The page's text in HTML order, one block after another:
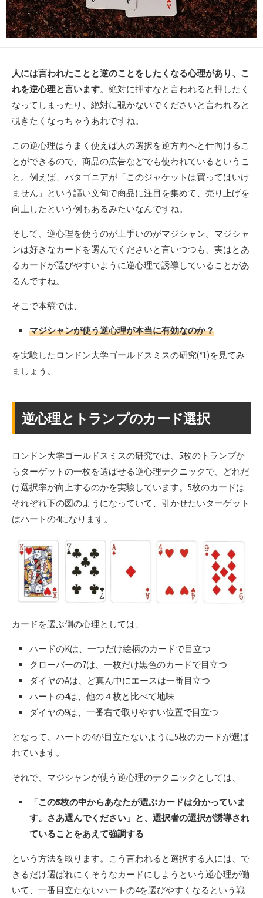
人には言われたことと逆のことをしたくなる心理があり、こ
れを逆心理と言います。絶対に押すなと言われると押したく
なってしまったり、絶対に覗かないでくださいと言われると
覗きたくなっちゃうあれですね。
この逆心理はうまく使えば人の選択を逆方向へと仕向けるこ
とができるので、商品の広告などでも使われているというこ
と。例えば、パタゴニアが「このジャケットは買ってはいけ
ません」という謳い文句で商品に注目を集めて、売り上げを
向上したという例もあるみたいなんですね。
そして、逆心理を使うのが上手いのがマジシャン。マジシャ
ンは好きなカードを選んでくださいと言いつつも、実はとあ
るカードが選びやすいように逆心理で誘導していることがあ
るんですね。
そこで本稿では、
マジシャンが使う逆心理が本当に有効なのか？
を実験したロンドン大学ゴールドスミスの研究(*1)を見てみ
ましょう。
逆心理とトランプのカード選択
ロンドン大学ゴールドスミスの研究では、5枚のトランプか
らターゲットの一枚を選ばせる逆心理テクニックで、どれだ
け選択率が向上するのかを実験しています。5枚のカードは
それぞれ下の図のようになっていて、引かせたいターゲット
はハートの4になります。
カードを選ぶ側の心理としては、
ハードのKは、一つだけ絵柄のカードで目立つ
クローバーの7は、一枚だけ黒色のカードで目立つ
ダイヤのAは、ど真ん中にエースは一番目立つ
ハートの4は、他の４枚と比べて地味
ダイヤの9は、一番右で取りやすい位置で目立つ
となって、ハートの4が目立たないように5枚のカードが選ば
れています。
それで、マジシャンが使う逆心理のテクニックとしては、
「この5枚の中からあなたが選ぶカードは分かっていま
す。さあ選んでください」と、選択者の選択が誘導され
ていることをあえて強調する
という方法を取ります。こう言われると選択する人には、で
きるだけ選ばれにくそうなカードにしようという逆心理が働
いて、一番目立たないハートの4を選びやすくなるという戦